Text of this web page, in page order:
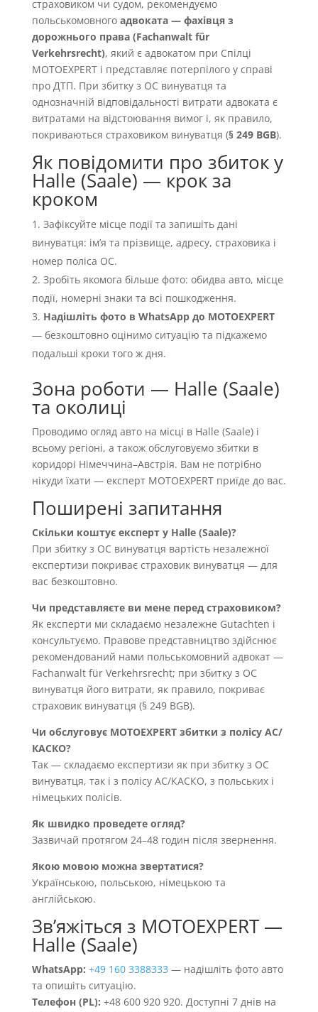
страховиком чи судом, рекомендуємо
польськомовного адвоката — фахівця з
дорожнього права (Fachanwalt für
Verkehrsrecht), який є адвокатом при Спілці
MOTOEXPERT і представляє потерпілого у справі
про ДТП. При збитку з OC винуватця та
однозначній відповідальності витрати адвоката є
витратами на відстоювання вимог і, як правило,
покриваються страховиком винуватця (§ 249 BGB).
Як повідомити про збиток у
Halle (Saale) — крок за
кроком
Зафіксуйте місце події та запишіть дані
винуватця: імʼя та прізвище, адресу, страховика і
номер поліса OC.
Зробіть якомога більше фото: обидва авто, місце
події, номерні знаки та всі пошкодження.
Надішліть фото в WhatsApp до MOTOEXPERT
— безкоштовно оцінимо ситуацію та підкажемо
подальші кроки того ж дня.
Зона роботи — Halle (Saale)
та околиці
Проводимо огляд авто на місці в Halle (Saale) і
всьому регіоні, а також обслуговуємо збитки в
коридорі Німеччина–Австрія. Вам не потрібно
нікуди їхати — експерт MOTOEXPERT приїде до вас.
Поширені запитання
Скільки коштує експерт у Halle (Saale)?
При збитку з OC винуватця вартість незалежної
експертизи покриває страховик винуватця — для
вас безкоштовно.
Чи представляєте ви мене перед страховиком?
Як експерти ми складаємо незалежне Gutachten і
консультуємо. Правове представництво здійснює
рекомендований нами польськомовний адвокат —
Fachanwalt für Verkehrsrecht; при збитку з OC
винуватця його витрати, як правило, покриває
страховик винуватця (§ 249 BGB).
Чи обслуговує MOTOEXPERT збитки з полісу AC/
КАСКО?
Так — складаємо експертизи як при збитку з OC
винуватця, так і з полісу AC/КАСКО, з польських і
німецьких полісів.
Як швидко проведете огляд?
Зазвичай протягом 24–48 годин після звернення.
Якою мовою можна звертатися?
Українською, польською, німецькою та
англійською.
Звʼяжіться з MOTOEXPERT —
Halle (Saale)
WhatsApp: +49 160 3388333 — надішліть фото авто
та опишіть ситуацію.
Телефон (PL): +48 600 920 920. Доступні 7 днів на